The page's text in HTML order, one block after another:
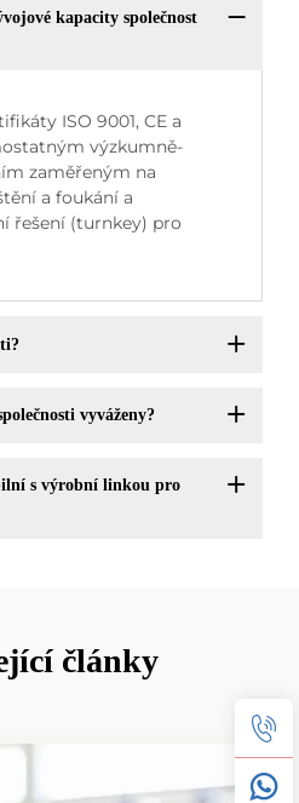
kapacity společnost
ISO 9001, CE a
výzkumně-
zaměřeným na
a foukání a
řešení (turnkey) pro
vyváženy?
s výrobní linkou pro
články